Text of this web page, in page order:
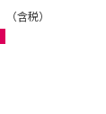
（含税）